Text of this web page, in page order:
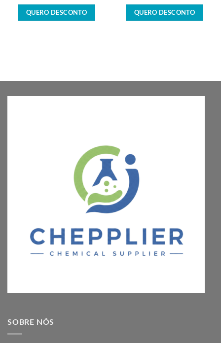
QUERO DESCONTO QUERO DESCONTO
SOBRE NÓS